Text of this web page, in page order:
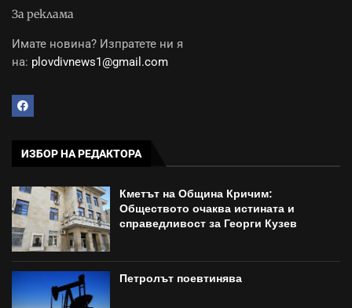
За реклама
Имате новина? Изпратете ни я
на: plovdivnews1@gmail.com
ИЗБОР НА РЕДАКТОРА
Кметът на Община Кричим:
Обществото очаква истината и
справедливост за Георги Кузев
Петролът поевтинява